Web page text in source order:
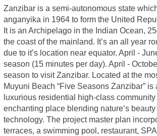
Zanzibar is a semi-autonomous state
anganyika in 1964 to form the United
It is an Archipelago in the Indian Ocean,
the coast of the mainland. It’s an all year
due to it’s location near equator. April -
season (15 minutes per day). April -
season to visit Zanzibar. Located at the
Muyuni Beach “Five Seasons Zanzibar” is
luxurious residential high-class
enchanting place blending nature’s
technology. The project master plan
terraces, a swimming pool, restaurant,